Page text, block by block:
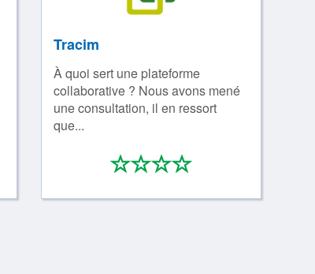
Tracim
À quoi sert une plateforme
collaborative ? Nous avons mené
une consultation, il en ressort
que...
***